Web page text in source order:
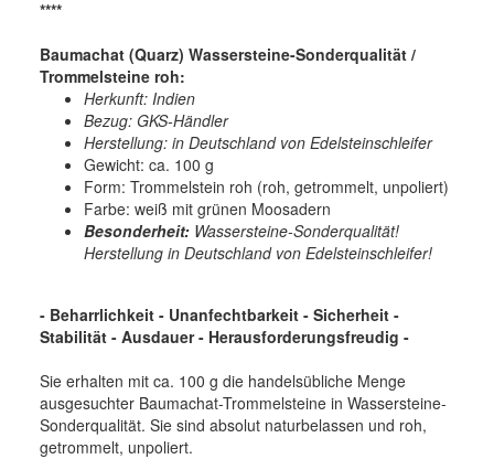
****
Baumachat (Quarz) Wassersteine-Sonderqualität /
Trommelsteine roh:
Herkunft: Indien
Bezug: GKS-Händler
Herstellung: in Deutschland von Edelsteinschleifer
Gewicht: ca. 100 g
Form: Trommelstein roh (roh, getrommelt, unpoliert)
Farbe: weiß mit grünen Moosadern
Besonderheit: Wassersteine-Sonderqualität!
Herstellung in Deutschland von Edelsteinschleifer!
- Beharrlichkeit - Unanfechtbarkeit - Sicherheit -
Stabilität - Ausdauer - Herausforderungsfreudig -
Sie erhalten mit ca. 100 g die handelsübliche Menge
ausgesuchter Baumachat-Trommelsteine in Wassersteine-
Sonderqualität. Sie sind absolut naturbelassen und roh,
getrommelt, unpoliert.